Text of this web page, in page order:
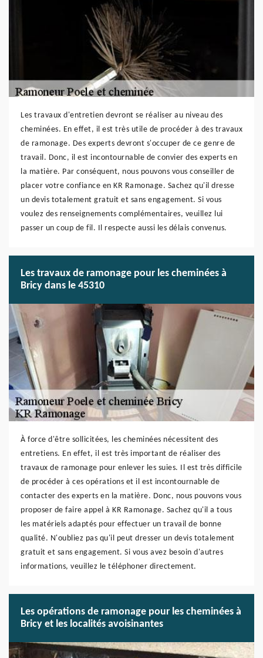
Les travaux d'entretien devront se réaliser au niveau des
cheminées. En effet, il est très utile de procéder à des travaux
de ramonage. Des experts devront s'occuper de ce genre de
travail. Donc, il est incontournable de convier des experts en
la matière. Par conséquent, nous pouvons vous conseiller de
placer votre confiance en KR Ramonage. Sachez qu'il dresse
un devis totalement gratuit et sans engagement. Si vous
voulez des renseignements complémentaires, veuillez lui
passer un coup de fil. Il respecte aussi les délais convenus.
Les travaux de ramonage pour les cheminées à
Bricy dans le 45310
À force d'être sollicitées, les cheminées nécessitent des
entretiens. En effet, il est très important de réaliser des
travaux de ramonage pour enlever les suies. Il est très difficile
de procéder à ces opérations et il est incontournable de
contacter des experts en la matière. Donc, nous pouvons vous
proposer de faire appel à KR Ramonage. Sachez qu'il a tous
les matériels adaptés pour effectuer un travail de bonne
qualité. N'oubliez pas qu'il peut dresser un devis totalement
gratuit et sans engagement. Si vous avez besoin d'autres
informations, veuillez le téléphoner directement.
Les opérations de ramonage pour les cheminées à
Bricy et les localités avoisinantes